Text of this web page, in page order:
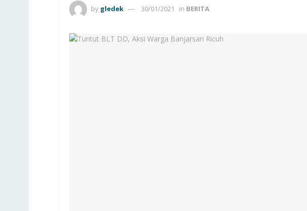
by gledek 30/01/2021 in BERITA